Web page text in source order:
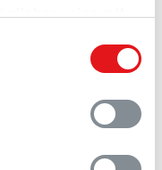
im Rahmen